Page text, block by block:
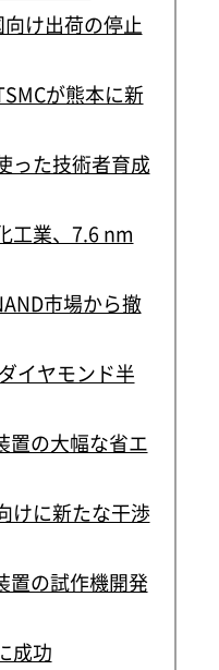
け出荷の停止
が熊本に新
った技術者育成
工業、7.6 nm
市場から撤
イヤモンド半
置の大幅な省エ
けに新たな干渉
置の試作機開発
成功